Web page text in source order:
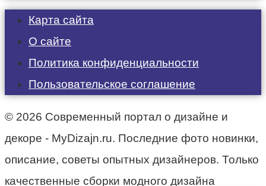
Карта сайта
О сайте
Политика конфиденциальности
Пользовательское соглашение
© 2026 Современный портал о дизайне и
декоре - MyDizajn.ru. Последние фото новинки,
описание, советы опытных дизайнеров. Только
качественные сборки модного дизайна